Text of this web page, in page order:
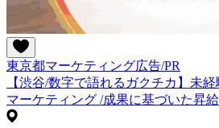
東京都マーケティング広告/PR
【渋谷/数字で語れるガクチカ】未
マーケティング /成果に基づいた昇